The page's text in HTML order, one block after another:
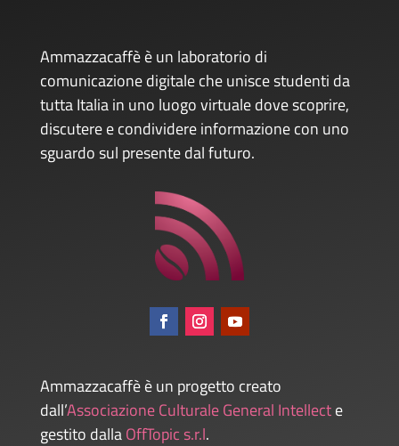
Ammazzacaffè è un laboratorio di
comunicazione digitale che unisce studenti da
tutta Italia in uno luogo virtuale dove scoprire,
discutere e condividere informazione con uno
sguardo sul presente dal futuro.
Ammazzacaffè è un progetto creato
dall’Associazione Culturale General Intellecte
gestito dallaOffTopic s.r.l.